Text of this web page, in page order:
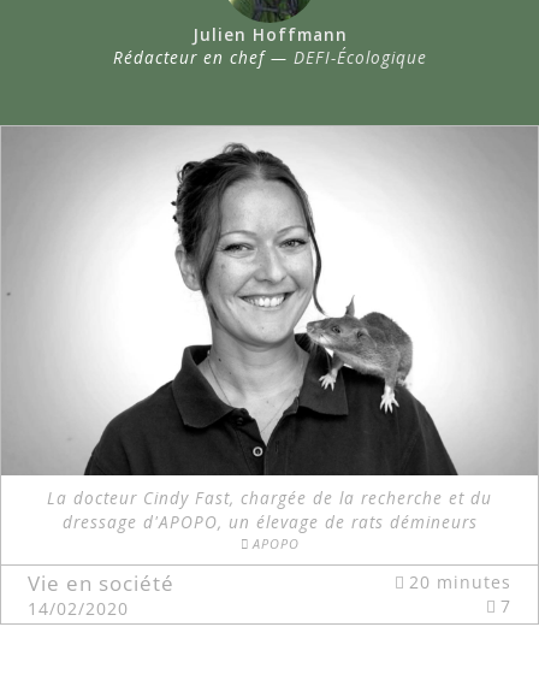
Julien Hoffmann
Rédacteur en chef — DEFI-Écologique
La docteur Cindy Fast, chargée de la recherche et du
dressage d'APOPO, un élevage de rats démineurs
APOPO
Vie en société
14/02/2020
20 minutes
7